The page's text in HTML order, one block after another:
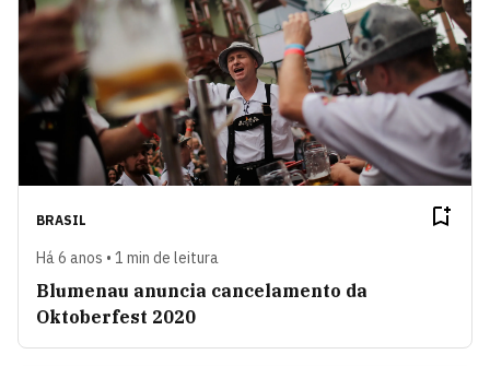
BRASIL
Há 6 anos • 1 min de leitura
Blumenau anuncia cancelamento da
Oktoberfest 2020